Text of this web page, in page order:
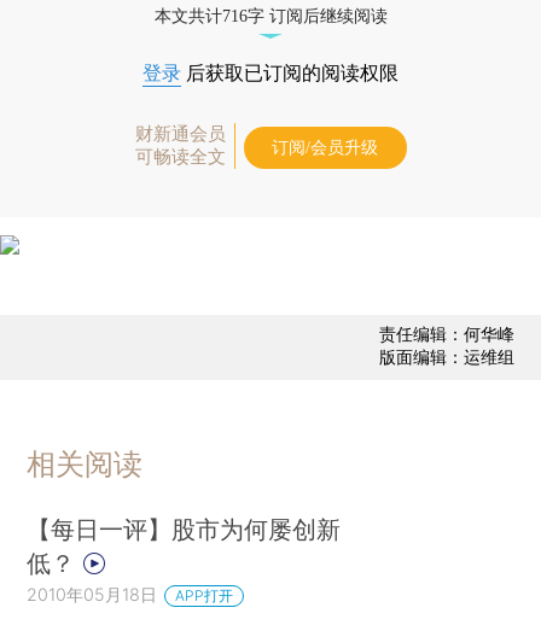
本文共计716字 订阅后继续阅读
登录 后获取已订阅的阅读权限
财新通会员
可畅读全文
订阅/会员升级
责任编辑：何华峰
版面编辑：运维组
相关阅读
【每日一评】股市为何屡创新
低？
2010年05月18日 APP打开